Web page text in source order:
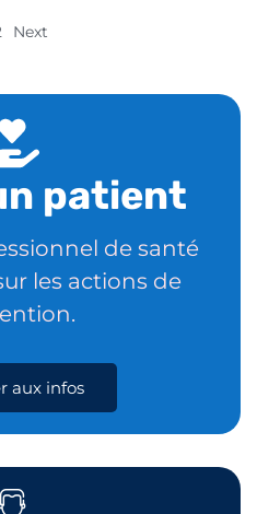
Next
patient
de santé
les actions de
aux infos